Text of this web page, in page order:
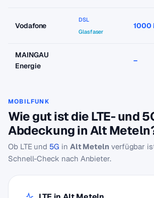
Vodafone
DSL
Glasfaser
1000
MAINGAU
Energie
–
MOBILFUNK
Wie gut ist die LTE- und
Abdeckung in Alt
Ob LTE und 5G in Alt Meteln verfügbar
Schnell-Check nach Anbieter.